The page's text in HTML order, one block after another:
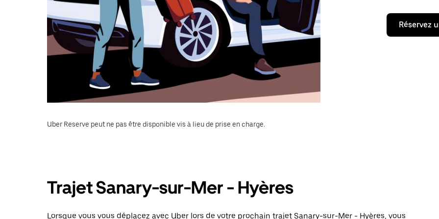
Réservez
Uber Reserve peut ne pas être disponible vis à lieu de prise en charge.
Trajet Sanary-sur-Mer - Hyères
Lorsque vous vous déplacez avec Uber lors de votre prochain trajet Sanary-sur-Mer - Hyères, vous